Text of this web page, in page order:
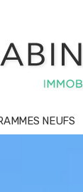
NEUFS